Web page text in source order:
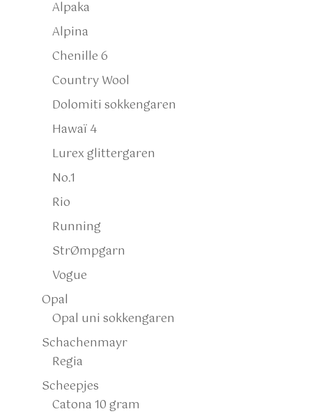
Alpaka
Alpina
Chenille 6
Country Wool
Dolomiti sokkengaren
Hawaï 4
Lurex glittergaren
No.1
Rio
Running
StrØmpgarn
Vogue
Opal
Opal uni sokkengaren
Schachenmayr
Regia
Scheepjes
Catona 10 gram